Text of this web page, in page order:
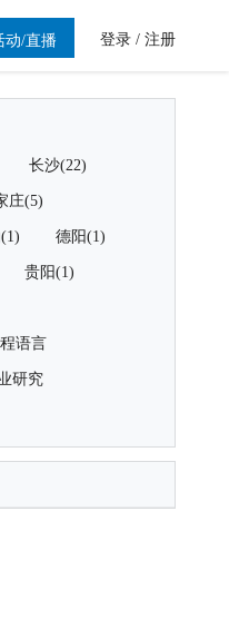
动/直播 登录 / 注册
长沙(22)
庄(5)
德阳(1)
贵阳(1)
语言
研究